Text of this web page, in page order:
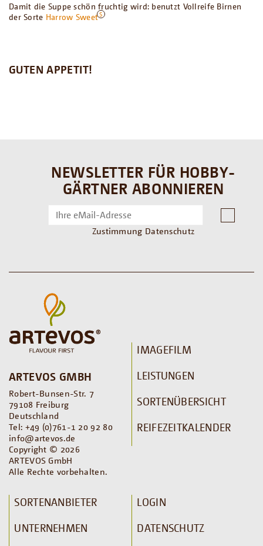
Damit die Suppe schön fruchtig wird: benutzt Vollreife Birnen
der Sorte Harrow Sweet
GUTEN APPETIT!
NEWSLETTER FÜR HOBBY-
GÄRTNER ABONNIEREN
Zustimmung Datenschutz
ARTEVOS GMBH
Robert-Bunsen-Str. 7
79108 Freiburg
Deutschland
Tel: +49 (0)761-1 20 92 80
info@artevos.de
Copyright © 2026
ARTEVOS GmbH
Alle Rechte vorbehalten.
IMAGEFILM
LEISTUNGEN
SORTENÜBERSICHT
REIFEZEITKALENDER
SORTENANBIETER
UNTERNEHMEN
LOGIN
DATENSCHUTZ